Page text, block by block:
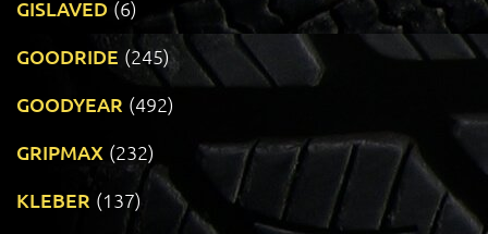
GISLAVED (6)
GOODRIDE (245)
GOODYEAR (492)
GRIPMAX (232)
KLEBER (137)